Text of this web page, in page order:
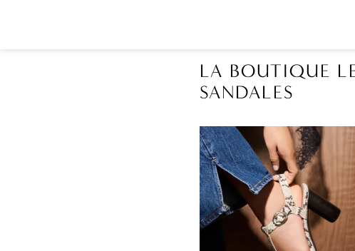
LA BOUTIQUE
SANDALES